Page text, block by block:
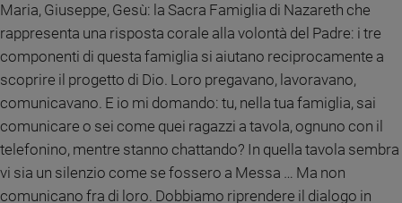
Policy
Chi
siamo
Contatti
Pubblicità
Maria, Giuseppe, Gesù: la Sacra Famiglia di Nazareth che
rappresenta una risposta corale alla volontà del Padre: i tre
componenti di questa famiglia si aiutano reciprocamente a
scoprire il progetto di Dio. Loro pregavano, lavoravano,
comunicavano. E io mi domando: tu, nella tua famiglia, sai
comunicare o sei come quei ragazzi a tavola, ognuno con il
telefonino, mentre stanno chattando? In quella tavola sembra
vi sia un silenzio come se fossero a Messa … Ma non
comunicano fra di loro. Dobbiamo riprendere il dialogo in